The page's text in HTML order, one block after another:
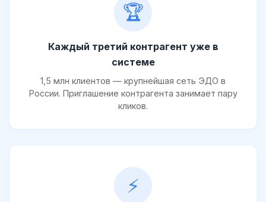
🏆
Каждый третий контрагент уже в
системе
1,5 млн клиентов — крупнейшая сеть ЭДО в
России. Приглашение контрагента занимает пару
кликов.
⚡